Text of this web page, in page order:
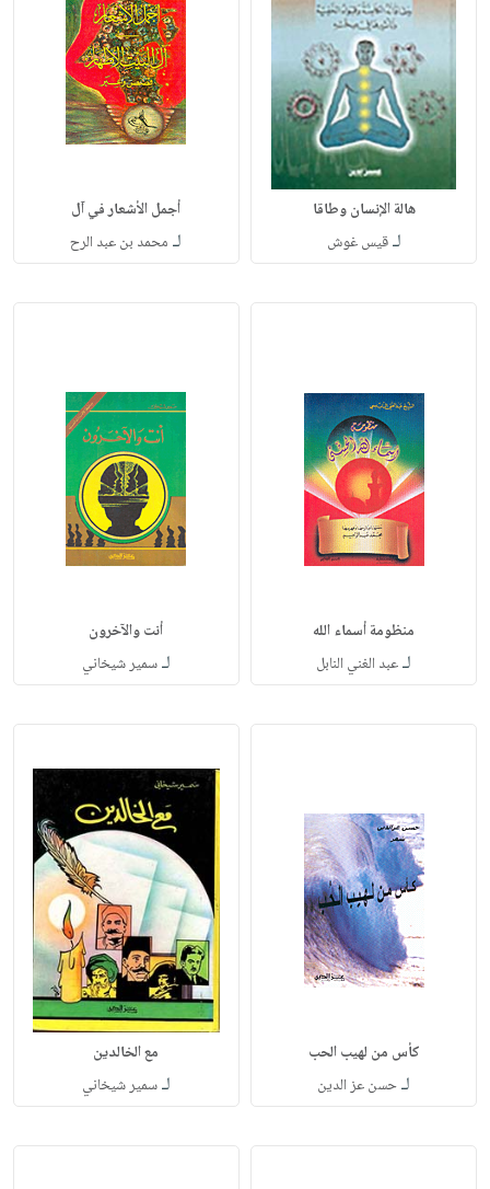
هالة الإنسان وطاقا
لـقيس غوش
أجمل الأشعار في آل
لـ محمد بن عبد الرح
منظومة أسماء الله
لـعبد الغني النابل
أنت والآخرون
لـسمير شيخاني
كأس من لهيب الحب
لـحسن عز الدين
مع الخالدين
لـسمير شيخاني